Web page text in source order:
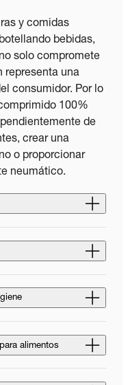
y comidas
bebidas,
solo compromete
representa una
consumidor. Por lo
100%
de
crear una
o proporcionar
neumático.
alimentos